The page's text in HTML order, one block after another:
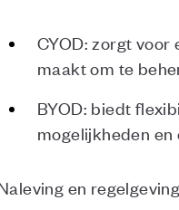
CYOD: zorgt
maakt om te
BYOD: biedt
mogelijkheden
en